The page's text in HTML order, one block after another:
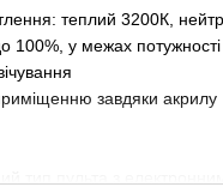
теплий 3200К,
100%, у межах потужності
завдяки акрилу